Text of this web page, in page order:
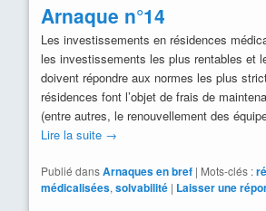
Arnaque n°14
Les investissements en résidences
les investissements les plus rentables et
doivent répondre aux normes les plus
résidences font l’objet de frais de
(entre autres, le renouvellement des
Lire la suite →
Publié dansArnaques en bref | Mots-clés :
médicalisées, solvabilité | Laisser une